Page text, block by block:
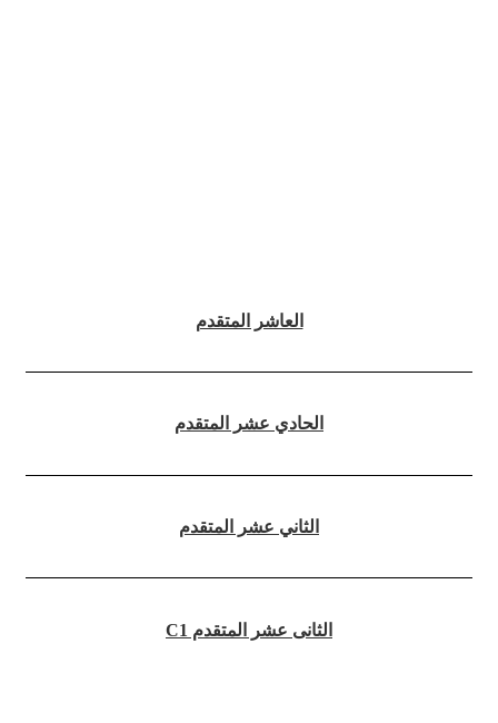
العاشر المتقدم
الحادي عشر المتقدم
الثاني عشر المتقدم
الثانى عشر المتقدم C1